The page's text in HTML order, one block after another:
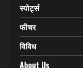
स्पोर्ट्स
फीचर
विविध
About Us